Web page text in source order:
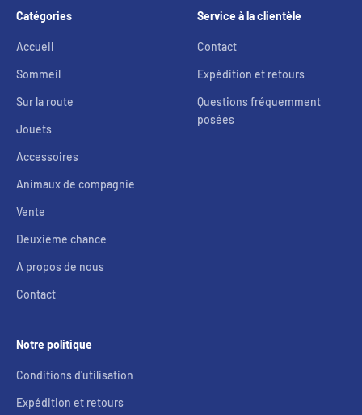
Catégories
Accueil
Sommeil
Sur la route
Jouets
Accessoires
Animaux de compagnie
Vente
Deuxième chance
A propos de nous
Contact
Service à la clientèle
Contact
Expédition et retours
Questions fréquemment
posées
Notre politique
Conditions d'utilisation
Expédition et retours